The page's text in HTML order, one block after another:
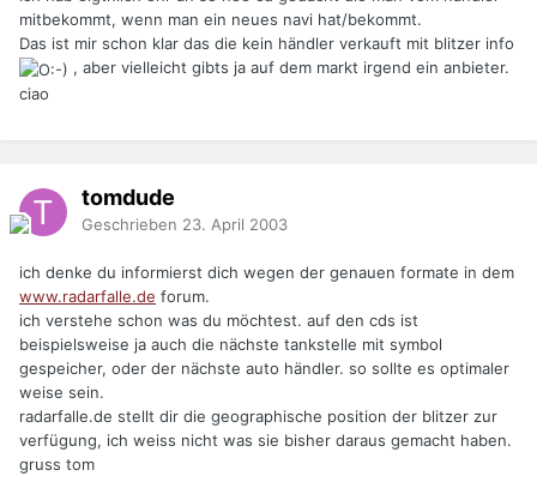
mitbekommt, wenn man ein neues navi hat/bekommt.
Das ist mir schon klar das die kein händler verkauft mit blitzer info
, aber vielleicht gibts ja auf dem markt irgend ein anbieter.
ciao
tomdude
Geschrieben 23. April 2003
ich denke du informierst dich wegen der genauen formate in dem
www.radarfalle.de forum.
ich verstehe schon was du möchtest. auf den cds ist
beispielsweise ja auch die nächste tankstelle mit symbol
gespeicher, oder der nächste auto händler. so sollte es optimaler
weise sein.
radarfalle.de stellt dir die geographische position der blitzer zur
verfügung, ich weiss nicht was sie bisher daraus gemacht haben.
gruss tom